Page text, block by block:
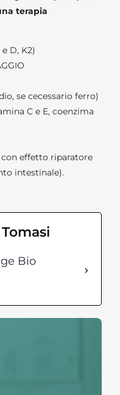
terapia
D, K2)
se cecessario ferro)
C e E, coenzima
effetto riparatore
intestinale).
Bio